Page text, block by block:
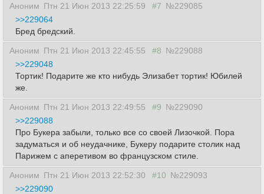
Аноним Птн 21 Июн 2013 22:25:59 #7 №229085
>>229064
Бред бредский.
Аноним Птн 21 Июн 2013 22:45:55 #8 №229088
>>229048
Тортик! Подарите же кто нибудь Элизабет тортик! Юбилей
же.
Аноним Птн 21 Июн 2013 22:49:55 #9 №229090
>>229088
Про Букера забыли, только все со своей Лизочкой. Пора
задуматься и об неудачнике, Букеру подарите столик над
Парижем с аперетивом во французском стиле.
Аноним Птн 21 Июн 2013 22:52:30 #10 №229093
>>229090